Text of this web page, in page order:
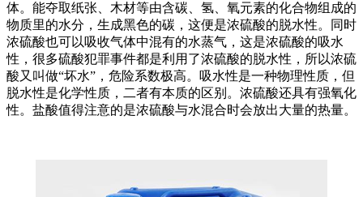
体。能夺取纸张、木材等由含碳、氢、氧元素的化合物组成的
物质里的水分，生成黑色的碳，这便是浓硫酸的脱水性。同时
浓硫酸也可以吸收气体中混有的水蒸气，这是浓硫酸的吸水
性，很多硫酸犯罪事件都是利用了浓硫酸的脱水性，所以浓硫
酸又叫做“坏水”，危险系数极高。吸水性是一种物理性质，但
脱水性是化学性质，二者有本质的区别。浓硫酸还具有强氧化
性。盐酸值得注意的是浓硫酸与水混合时会放出大量的热量。